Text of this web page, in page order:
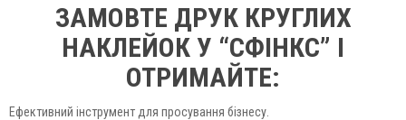
ЗАМОВТЕ ДРУК КРУГЛИХ
НАКЛЕЙОК У “СФІНКС” І
ОТРИМАЙТЕ:
Ефективний інструмент для просування бізнесу.